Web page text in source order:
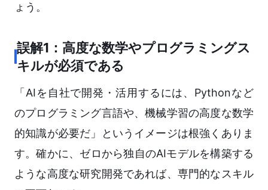
ょう。
誤解1：高度な数学やプログラミングス
キルが必須である
「AIを自社で開発・活用するには、Pythonなど
のプログラミング言語や、機械学習の高度な数学
的知識が必要だ」というイメージは根強くありま
す。確かに、ゼロから独自のAIモデルを構築する
ような高度な研究開発であれば、専門的なスキル